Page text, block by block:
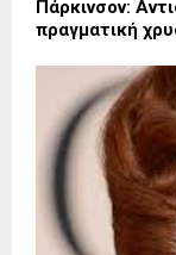
Πάρκινσον:
πραγματική